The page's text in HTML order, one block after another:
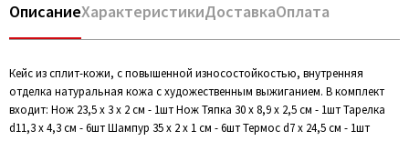
ОписаниеХарактеристикиДоставкаОплата
Кейс из сплит-кожи, с повышенной износостойкостью, внутренняя
отделка натуральная кожа с художественным выжиганием. В комплект
входит: Нож 23,5 х 3 х 2 см - 1шт Нож Тяпка 30 х 8,9 х 2,5 см - 1шт Тарелка
d11,3 х 4,3 см - 6шт Шампур 35 х 2 х 1 см - 6шт Термос d7 х 24,5 см - 1шт